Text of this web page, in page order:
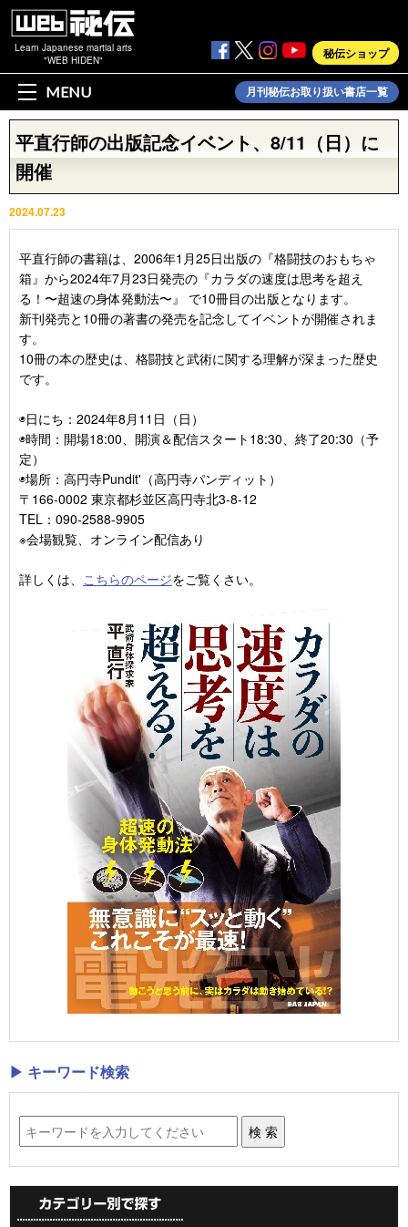
Learn Japanese martial arts
"WEB HIDEN"
秘伝ショップ
MENU 月刊秘伝お取り扱い書店一覧
平直行師の出版記念イベント、8/11（日）に
開催
2024.07.23
平直行師の書籍は、2006年1月25日出版の『格闘技のおもちゃ
箱』から2024年7月23日発売の『カラダの速度は思考を超え
る！〜超速の身体発動法〜』 で10冊目の出版となります。
新刊発売と10冊の著書の発売を記念してイベントが開催されま
す。
10冊の本の歴史は、格闘技と武術に関する理解が深まった歴史
です。
◉日にち：2024年8月11日（日）
◉時間：開場18:00、開演＆配信スタート18:30、終了20:30（予
定）
◉場所：高円寺Pundit'（高円寺パンディット）
〒166-0002 東京都杉並区高円寺北3-8-12
TEL：090-2588-9905
※会場観覧、オンライン配信あり
詳しくは、 こちらのページをご覧くさい。
▶ キーワード検索